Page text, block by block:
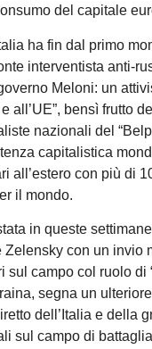
del capitale
ha fin dal primo
interventista anti-
Meloni: un
all’UE”, bensì frutto
nazionali del
capitalistica
all’estero con più di
il mondo.
in queste
Zelensky con un invio
sul campo col ruolo di
segna un
dell’Italia e della
sul campo di